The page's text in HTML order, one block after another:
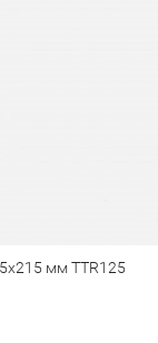
мм TTR125